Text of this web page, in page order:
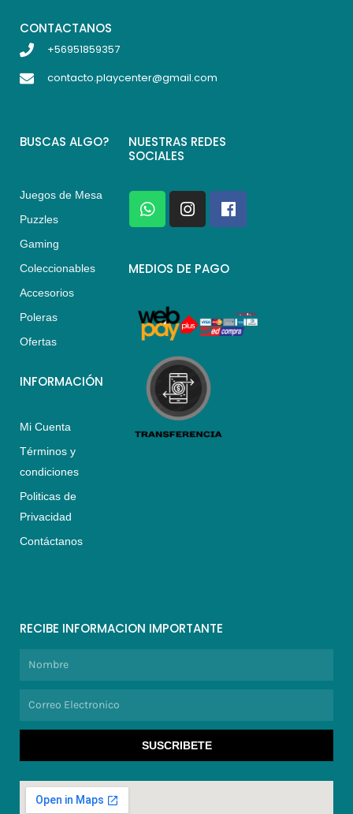
CONTACTANOS
+56951859357
contacto.playcenter@gmail.com
BUSCAS ALGO?
Juegos de Mesa
Puzzles
Gaming
Coleccionables
Accesorios
Poleras
Ofertas
INFORMACIÓN
Mi Cuenta
Términos y
condiciones
Politicas de
Privacidad
Contáctanos
NUESTRAS REDES
SOCIALES
W
h
a
s
p
I
n
s
a
a
m
F
a
c
b
k
MEDIOS DE PAGO
RECIBE INFORMACION IMPORTANTE
SUSCRIBETE